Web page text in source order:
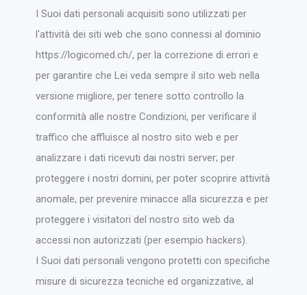
I Suoi dati personali acquisiti sono utilizzati per
l'attività dei siti web che sono connessi al dominio
https://logicomed.ch/, per la correzione di errori e
per garantire che Lei veda sempre il sito web nella
versione migliore, per tenere sotto controllo la
conformità alle nostre Condizioni, per verificare il
traffico che affluisce al nostro sito web e per
analizzare i dati ricevuti dai nostri server; per
proteggere i nostri domini, per poter scoprire attività
anomale, per prevenire minacce alla sicurezza e per
proteggere i visitatori del nostro sito web da
accessi non autorizzati (per esempio hackers).
I Suoi dati personali vengono protetti con specifiche
misure di sicurezza tecniche ed organizzative, al